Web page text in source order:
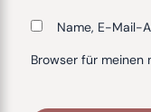
Name, E-Mail-
Browser für meinen